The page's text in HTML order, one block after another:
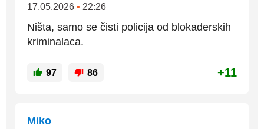
17.05.2026 • 22:26
Ništa, samo se čisti policija od blokaderskih
kriminalaca.
97 86 +11
Miko